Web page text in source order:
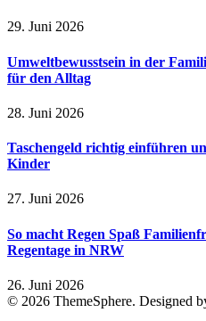
29. Juni 2026
Umweltbewusstsein in der
für den Alltag
28. Juni 2026
Taschengeld richtig einführen
Kinder
27. Juni 2026
So macht Regen Spaß
Regentage in NRW
26. Juni 2026
© 2026 ThemeSphere. Designed